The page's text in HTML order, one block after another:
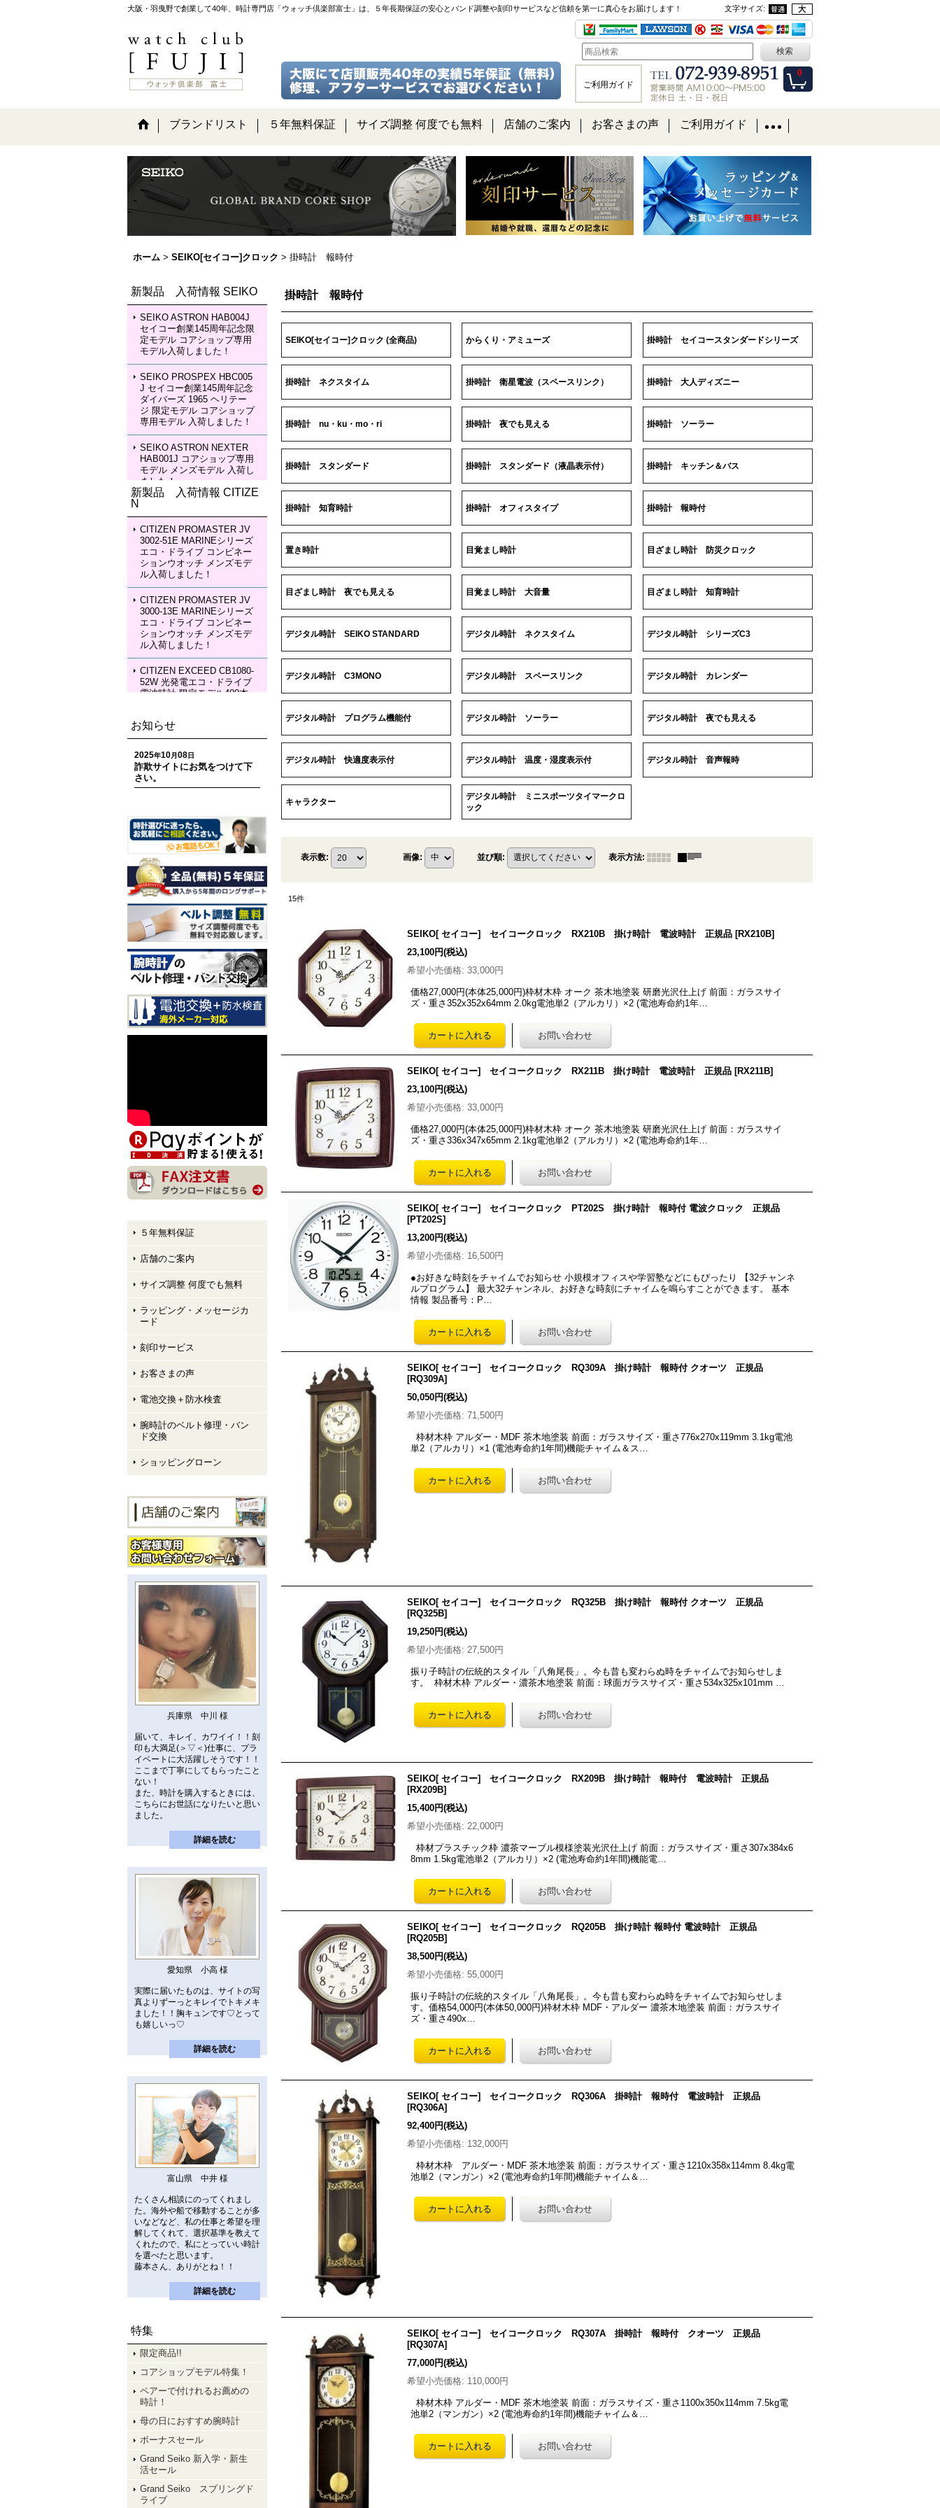
大阪・羽曳野で創業して40年、時計専門店「ウォッチ倶楽部富士」は、５年長期保証の安心とバンド調整や刻印サービスなど信頼を第一に真心をお届けします！ 文字サイズ:
0
ご利用ガイド
ブランドリスト ５年無料保証 サイズ調整 何度でも無料 店舗のご案内 お客さまの声 ご利用ガイド
ホーム > SEIKO[セイコー]クロック > 掛時計 報時付
新製品 入荷情報 SEIKO
SEIKO ASTRON HAB004J
セイコー創業145周年記念限
定モデル コアショップ専用
モデル入荷しました！
SEIKO PROSPEX HBC005
J セイコー創業145周年記念
ダイバーズ 1965 ヘリテー
ジ 限定モデル コアショップ
専用モデル 入荷しました！
SEIKO ASTRON NEXTER
HAB001J コアショップ専用
モデル メンズモデル 入荷し
ました！
HAB002J コアショップ専用
モデル メンズモデル 入荷し
ました！
SEIKO LUKIA HEA003J LU
KIA Grow with DAICHI MIU
RA Limited Edition レディー
スモデル 入荷しました！
SEIKO LUKIA HEA004J LU
KIA Grow with DAICHI MIU
RA Limited Edition メカニカ
ルウォッチ レディースモデ
ル 入荷しました！
新製品 入荷情報 CITIZE
N
CITIZEN PROMASTER JV
3002-51E MARINEシリーズ
エコ・ドライブ コンビネー
ションウオッチ メンズモデ
ル入荷しました！
CITIZEN PROMASTER JV
3000-13E MARINEシリーズ
エコ・ドライブ コンビネー
ションウオッチ メンズモデ
ル入荷しました！
CITIZEN EXCEED CB1080-
52W 光発電エコ・ドライブ
電波時計 限定モデル400本
CITIZEN EXCEED EC1120-
59W 光発電エコ・ドライブ
電波時計 限定モデル400本
ペアモデル レディースモデ
ル 入荷しました！
80H ACT Line 光発電エコ・
ドライブ GPS衛星電波時計
限定モデル 世界限定1,800
本 メンズモデル 入荷しまし
た！
CITIZEN ATTESA CC4078-
51E ACT Line LIGHT in BL
ACK Eco-Drive 50th Anniver
sary Edition メンズモデル
入荷しました！
CITIZEN EXCEED CB1147-
61E LIGHT in BLACK Eco-
Drive 50th Anniversary Editi
on メンズモデル 入荷しま
した！
CITIZEN ATTESA AT8384-5
n ES9495-59E LIGHT in BL
ACK Eco-Drive 50th Anniver
sary Edition レディースモデ
ル 入荷しました！
お知らせ
2025年10月 08日
詐欺サイトにお気をつけて下
さい。
５年無料保証
店舗のご案内
サイズ調整 何度でも無料
ラッピング・メッセージカ
ード
刻印サービス
お客さまの声
電池交換＋防水検査
腕時計のベルト修理・バン
ド交換
ショッピングローン
兵庫県 中川 様
届いて、キレイ、カワイイ！！刻
印も大満足(＞▽＜)仕事に、プラ
イベートに大活躍しそうです！！
ここまで丁寧にしてもらったこと
ない！
また、時計を購入するときには、
こちらにお世話になりたいと思い
ました。
詳細を読む
愛知県 小高 様
実際に届いたものは、サイトの写
真よりずーっとキレイでトキメキ
ました！！胸キュンです♡とって
も嬉しいっ♡
詳細を読む
富山県 中井 様
たくさん相談にのってくれまし
た。海外や船で移動することが多
いなどなど、私の仕事と希望を理
解してくれて、選択基準を教えて
くれたので、私にとっていい時計
を選べたと思います。
藤本さん、ありがとね！！
詳細を読む
特集
限定商品!!
コアショップモデル特集！
ペアーで付けれるお薦めの
時計！
母の日におすすめ腕時計
ボーナスセール
Grand Seiko 新入学・新生
活セール
Grand Seiko スプリングド
ライブ
掛時計 報時付
SEIKO[セイコー]クロック (全商品) からくり・アミューズ 掛時計 セイコースタンダードシリーズ
掛時計 ネクスタイム 掛時計 衛星電波（スペースリンク） 掛時計 大人ディズニー
掛時計 nu・ku・mo・ri 掛時計 夜でも見える 掛時計 ソーラー
掛時計 スタンダード 掛時計 スタンダード（液晶表示付） 掛時計 キッチン＆バス
掛時計 知育時計 掛時計 オフィスタイプ 掛時計 報時付
置き時計 目覚まし時計 目ざまし時計 防災クロック
目ざまし時計 夜でも見える 目覚まし時計 大音量 目ざまし時計 知育時計
デジタル時計 SEIKO STANDARD デジタル時計 ネクスタイム デジタル時計 シリーズC3
デジタル時計 C3MONO デジタル時計 スペースリンク デジタル時計 カレンダー
デジタル時計 プログラム機能付 デジタル時計 ソーラー デジタル時計 夜でも見える
デジタル時計 快適度表示付 デジタル時計 温度・湿度表示付 デジタル時計 音声報時
キャラクター
デジタル時計 ミニスポーツタイマークロ
ック
表示数: 画像: 並び順: 表示方法:
15件
SEIKO[ セイコー] セイコークロック RX210B 掛け時計 電波時計 正規品 [RX210B]
23,100円(税込)
希望小売価格: 33,000円
価格27,000円(本体25,000円)枠材木枠 オーク 茶木地塗装 研磨光沢仕上げ 前面：ガラスサイ
ズ・重さ352x352x64mm 2.0kg電池単2（アルカリ）×2 (電池寿命約1年…
SEIKO[ セイコー] セイコークロック RX211B 掛け時計 電波時計 正規品 [RX211B]
23,100円(税込)
希望小売価格: 33,000円
価格27,000円(本体25,000円)枠材木枠 オーク 茶木地塗装 研磨光沢仕上げ 前面：ガラスサイ
ズ・重さ336x347x65mm 2.1kg電池単2（アルカリ）×2 (電池寿命約1年…
SEIKO[ セイコー] セイコークロック PT202S 掛け時計 報時付 電波クロック 正規品
[PT202S]
13,200円(税込)
希望小売価格: 16,500円
●お好きな時刻をチャイムでお知らせ 小規模オフィスや学習塾などにもぴったり 【32チャンネ
ルプログラム】 最大32チャンネル、お好きな時刻にチャイムを鳴らすことができます。 基本
情報 製品番号：P…
SEIKO[ セイコー] セイコークロック RQ309A 掛け時計 報時付 クオーツ 正規品
[RQ309A]
50,050円(税込)
希望小売価格: 71,500円
枠材木枠 アルダー・MDF 茶木地塗装 前面：ガラスサイズ・重さ776x270x119mm 3.1kg電池
単2（アルカリ）×1 (電池寿命約1年間)機能チャイム＆ス…
SEIKO[ セイコー] セイコークロック RQ325B 掛け時計 報時付 クオーツ 正規品
[RQ325B]
19,250円(税込)
希望小売価格: 27,500円
振り子時計の伝統的スタイル「八角尾長」。今も昔も変わらぬ時をチャイムでお知らせしま
す。 枠材木枠 アルダー・濃茶木地塗装 前面：球面ガラスサイズ・重さ534x325x101mm …
SEIKO[ セイコー] セイコークロック RX209B 掛け時計 報時付 電波時計 正規品
[RX209B]
15,400円(税込)
希望小売価格: 22,000円
枠材プラスチック枠 濃茶マーブル模様塗装光沢仕上げ 前面：ガラスサイズ・重さ307x384x6
8mm 1.5kg電池単2（アルカリ）×2 (電池寿命約1年間)機能電…
SEIKO[ セイコー] セイコークロック RQ205B 掛け時計 報時付 電波時計 正規品
[RQ205B]
38,500円(税込)
希望小売価格: 55,000円
振り子時計の伝統的スタイル「八角尾長」。今も昔も変わらぬ時をチャイムでお知らせしま
す。価格54,000円(本体50,000円)枠材木枠 MDF・アルダー 濃茶木地塗装 前面：ガラスサイ
ズ・重さ490x…
SEIKO[ セイコー] セイコークロック RQ306A 掛時計 報時付 電波時計 正規品
[RQ306A]
92,400円(税込)
希望小売価格: 132,000円
枠材木枠 アルダー・MDF 茶木地塗装 前面：ガラスサイズ・重さ1210x358x114mm 8.4kg電
池単2（マンガン）×2 (電池寿命約1年間)機能チャイム＆…
SEIKO[ セイコー] セイコークロック RQ307A 掛時計 報時付 クオーツ 正規品
[RQ307A]
77,000円(税込)
希望小売価格: 110,000円
枠材木枠 アルダー・MDF 茶木地塗装 前面：ガラスサイズ・重さ1100x350x114mm 7.5kg電
池単2（マンガン）×2 (電池寿命約1年間)機能チャイム＆…